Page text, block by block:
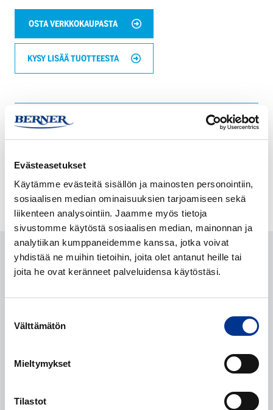
Evästeasetukset
Käytämme evästeitä sisällön ja mainosten personointiin,
sosiaalisen median ominaisuuksien tarjoamiseen sekä
liikenteen analysointiin. Jaamme myös tietoja
sivustomme käytöstä sosiaalisen median, mainonnan ja
analytiikan kumppaneidemme kanssa, jotka voivat
yhdistää ne muihin tietoihin, joita olet antanut heille tai
joita he ovat keränneet palveluidensa käytöstäsi.
valinta
Välttämätön
Mieltymykset
Tilastot
OSTA VERKKOKAUPASTA
KYSY LISÄÄ TUOTTEESTA
TUOTETIEDOT
LATAUKSET